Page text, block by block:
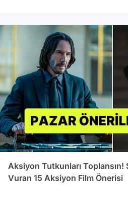
Aksiyon Tutkunları Toplansın!
Vuran 15 Aksiyon Film Önerisi